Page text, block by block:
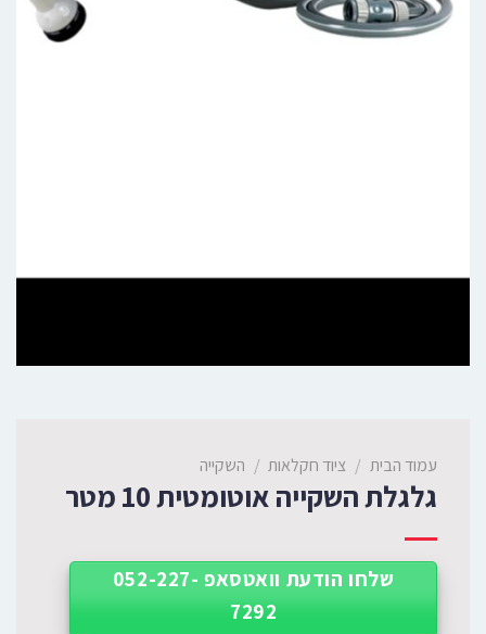
עמוד הבית / ציוד חקלאות / השקייה
גלגלת השקייה אוטומטית 10 מטר
שלחו הודעת וואטסאפ 052-227-
7292